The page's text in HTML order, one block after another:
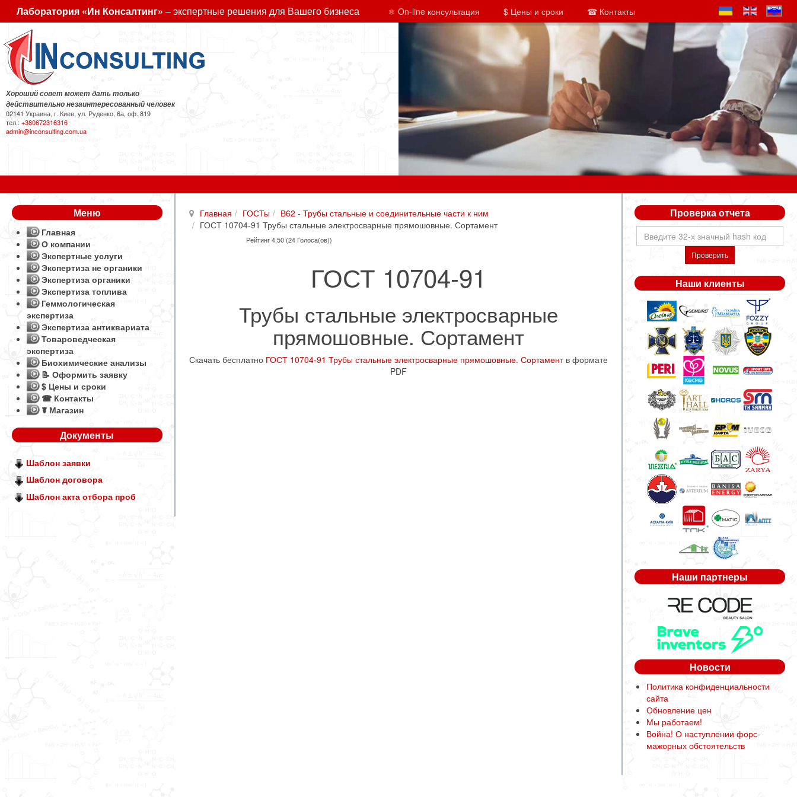
Лаборатория «Ин Консалтинг» – экспертные решения для Вашего бизнеса ⚛ On-line консультация $ Цены и сроки ☎ Контакты
Хороший совет может дать только
действительно незаинтересованный человек
02141 Украина, г. Киев, ул. Руденко, 6а, оф. 819
тел.:+380672316316
admin@inconsulting.com.ua
Главная ГОСТы
В62 - Трубы стальные и соединительные части к ним
ГОСТ 10704-91 Трубы стальные электросварные прямошовные. Сортамент
Рейтинг 4.50 (24 Голоса(ов))
ГОСТ 10704-91
Трубы стальные электросварные
прямошовные. Сортамент
Скачать бесплатно ГОСТ 10704-91 Трубы стальные электросварные прямошовные. Сортаментв формате
PDF
Меню
Главная
О компании
Экспертные услуги
Экспертиза не органики
Экспертиза органики
Экспертиза топлива
Геммологическая
экспертиза
Экспертиза антиквариата
Товароведческая
экспертиза
Биохимические анализы
📝 Оформить заявку
$ Цены и сроки
☎ Контакты
☤ Магазин
Документы
Шаблон заявки
Шаблон договора
Шаблон акта отбора проб
Проверка отчета
Проверить
Наши клиенты
Наши партнеры
Новости
Политика конфиденциальности
сайта
Обновление цен
Мы работаем!
Война! О наступлении форс-
мажорных обстоятельств